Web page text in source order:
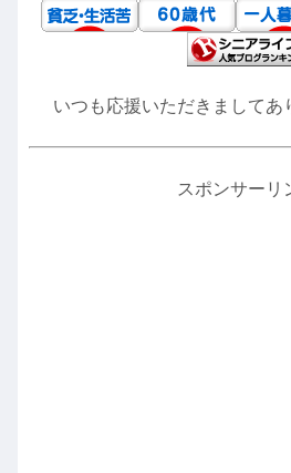
いつも応援いただきましてあ
スポンサーリ